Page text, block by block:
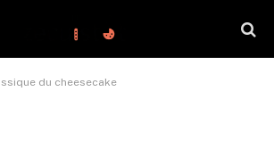
du cheesecake